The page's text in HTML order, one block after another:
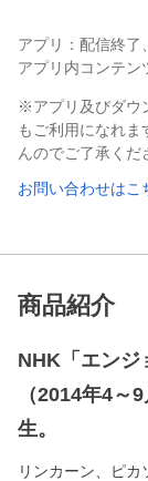
アプリ：配信終了
アプリ内コンテン
※アプリ及びダウ
もご利用になれ
んのでご了承くだ
お問い合わせはこ
商品紹介
NHK「エンジ
（2014年4～
生。
リンカーン、ピ